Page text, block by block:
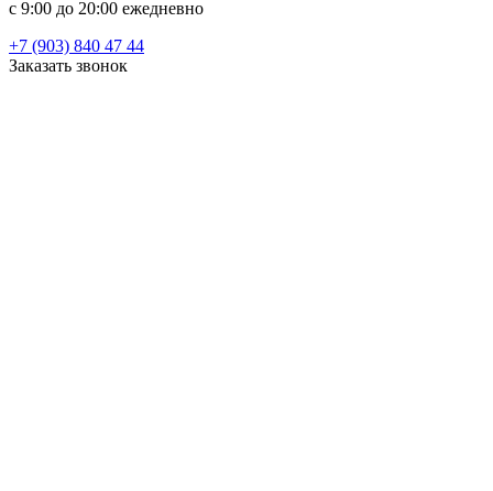
c 9:00 до 20:00 ежедневно
+7 (903) 840 47 44
Заказать звонок